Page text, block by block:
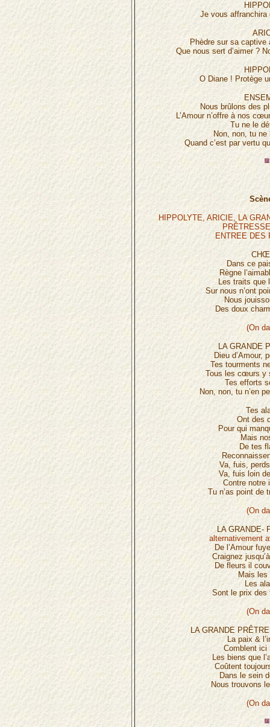
Je vous affranchira
Phèdre sur sa
Que nous sert d’aimer ?
O Diane ! Protège
Nous brûlons des
L’Amour n’offre à nos
Tu ne le
Non, non, tu
Quand c’est par vertu
HIPPOLYTE, ARICIE, LA
ENTREE DES
Dans ce
Règne
Les traits que
Sur nous n’ont
Nous
Des doux
(On
LA GRANDE
Dieu d’Amour,
Tes tourments
Tous les cœurs y
Tes efforts
Non, non, tu n’en
Tes
Ont des
Pour qui
Mais
De tes
Va, fuis,
Va, fuis loin
Contre notre
Tu n’as point de
(On
LA GRANDE-
alternativement
De l’Amour
Craignez
De fleurs il
Mais les
Les
Sont le prix
(On
LA GRANDE
La paix &
Comblent ici
Les biens que
Coûtent
Dans le sein
Nous trouvons
(On